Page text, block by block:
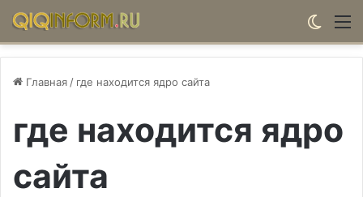
Главная / где находится ядро сайта
где находится ядро
сайта